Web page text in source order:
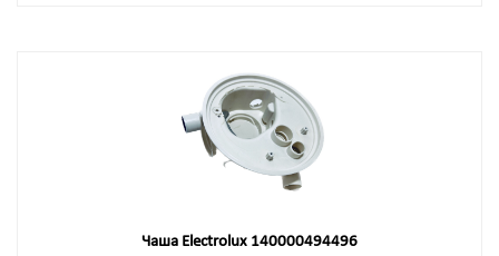
Чаша Electrolux 140000494496